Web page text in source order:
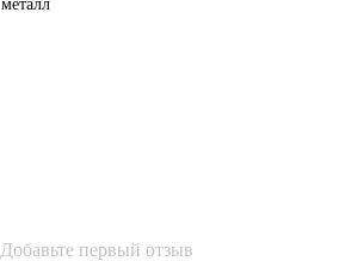
металл
Добавьте первый отзыв